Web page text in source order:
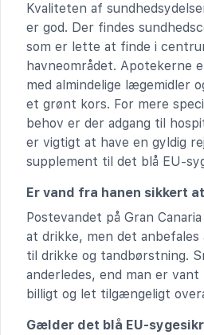
Kvaliteten af
er god. Der findes
som er lette at finde i
havneområdet. Apotekerne
med almindelige lægemidler
et grønt kors. For mere
behov er der adgang til
er vigtigt at have en gyldig
supplement til det blå EU-
Er vand fra hanen sikkert
Postevandet på Gran
at drikke, men det anbefales
til drikke og tandbørstning.
anderledes, end man er vant
billigt og let tilgængeligt
Gælder det blå EU-